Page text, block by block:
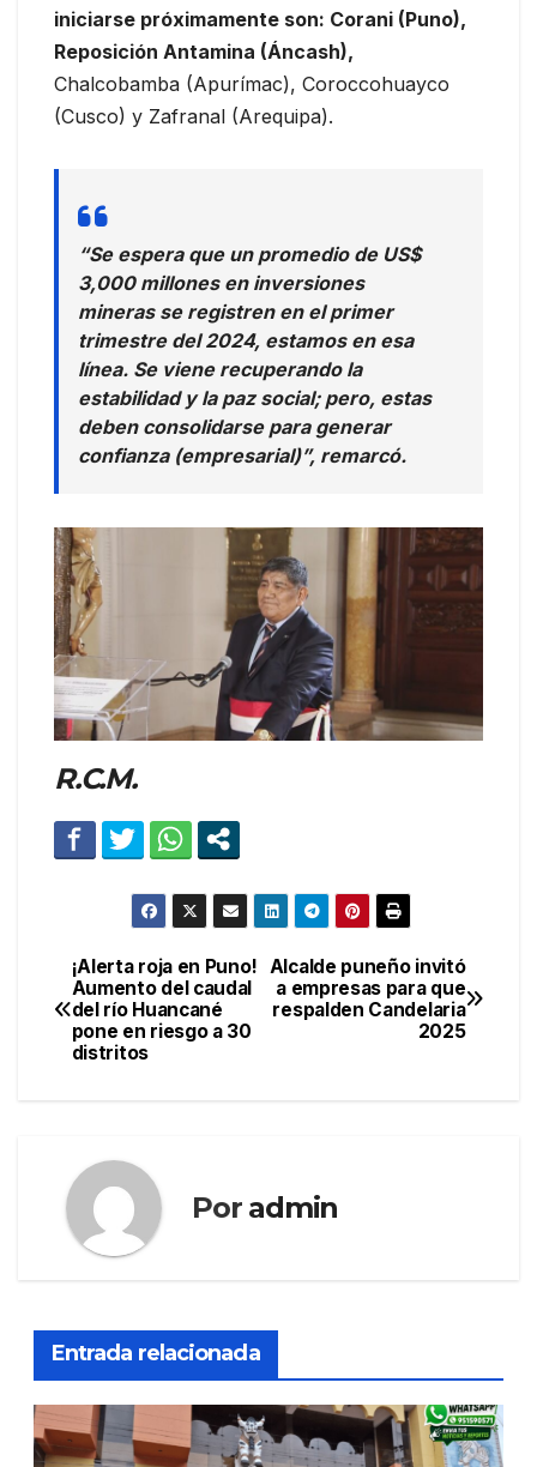
iniciarse próximamente son: Corani (Puno),
Reposición Antamina (Áncash),
Chalcobamba (Apurímac), Coroccohuayco
(Cusco) y Zafranal (Arequipa).
“Se espera que un promedio de US$
3,000 millones en inversiones
mineras se registren en el primer
trimestre del 2024, estamos en esa
línea. Se viene recuperando la
estabilidad y la paz social; pero, estas
deben consolidarse para generar
confianza (empresarial)”, remarcó.
R.C.M.
Navegación
de
Alcalde puneño invitó
a empresas para que
respalden Candelaria
2025
¡Alerta roja en Puno!
Aumento del caudal
del río Huancané
pone en riesgo a 30
distritos
Por admin
Entrada relacionada